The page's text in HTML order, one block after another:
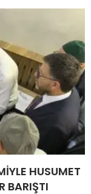
HUSUMET
BARIŞTI